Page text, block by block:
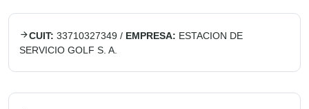
CUIT: 33710327349 / EMPRESA: ESTACION DE
SERVICIO GOLF S. A.